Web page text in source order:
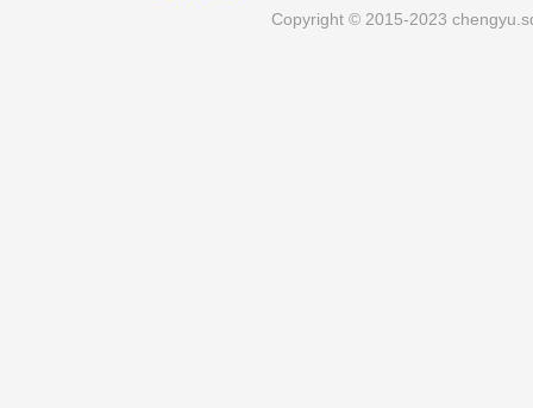
Copyright © 2015-2023